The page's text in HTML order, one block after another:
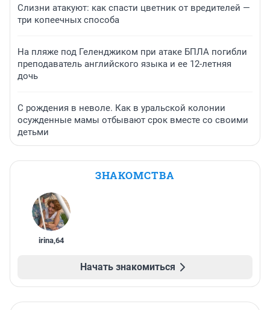
Слизни атакуют: как спасти цветник от вредителей —
три копеечных способа
На пляже под Геленджиком при атаке БПЛА погибли
преподаватель английского языка и ее 12-летняя
дочь
С рождения в неволе. Как в уральской колонии
осужденные мамы отбывают срок вместе со своими
детьми
ЗНАКОМСТВА
irina,64
Начать знакомиться